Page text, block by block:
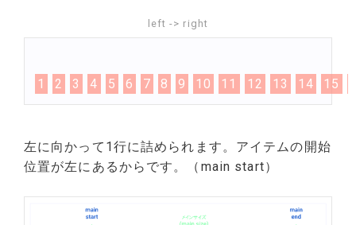
left -> right
1 2 3 4 5 6 7 8 9 10 11 12 13 14 15
左に向かって1行に詰められます。アイテムの開始
位置が左にあるからです。（main start）